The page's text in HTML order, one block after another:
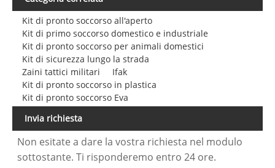
Kit di pronto soccorso all'aperto
Kit di primo soccorso domestico e industriale
Kit di pronto soccorso per animali domestici
Kit di sicurezza lungo la strada
Zaini tattici militari
Ifak
Kit di pronto soccorso in plastica
Kit di pronto soccorso Eva
Invia richiesta
Non esitate a dare la vostra richiesta nel modulo
sottostante. Ti risponderemo entro 24 ore.